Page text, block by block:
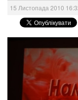
15 Листопада 2010